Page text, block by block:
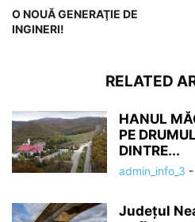
O NOUĂ GENERAŢIE DE
INGINERI!
RELATED
HANUL
PE
DINTRE...
admin_info_3 -
Județul